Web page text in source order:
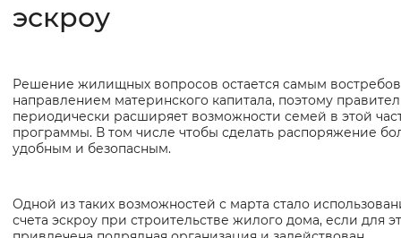
Монохромный Инверсивный
Синий фон
Включены Выключены
эскроу
Основная
информация
Решение жилищных вопросов остается самым
направлением материнского капитала, поэтому
периодически расширяет возможности семей в этой
программы. В том числе чтобы сделать распоряжение
удобным и безопасным.
Одной из таких возможностей с марта стало
счета эскроу при строительстве жилого дома, если для